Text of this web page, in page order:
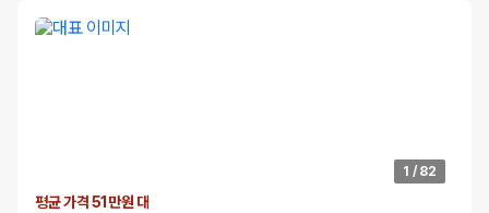
1 / 82
평균 가격 51만원 대